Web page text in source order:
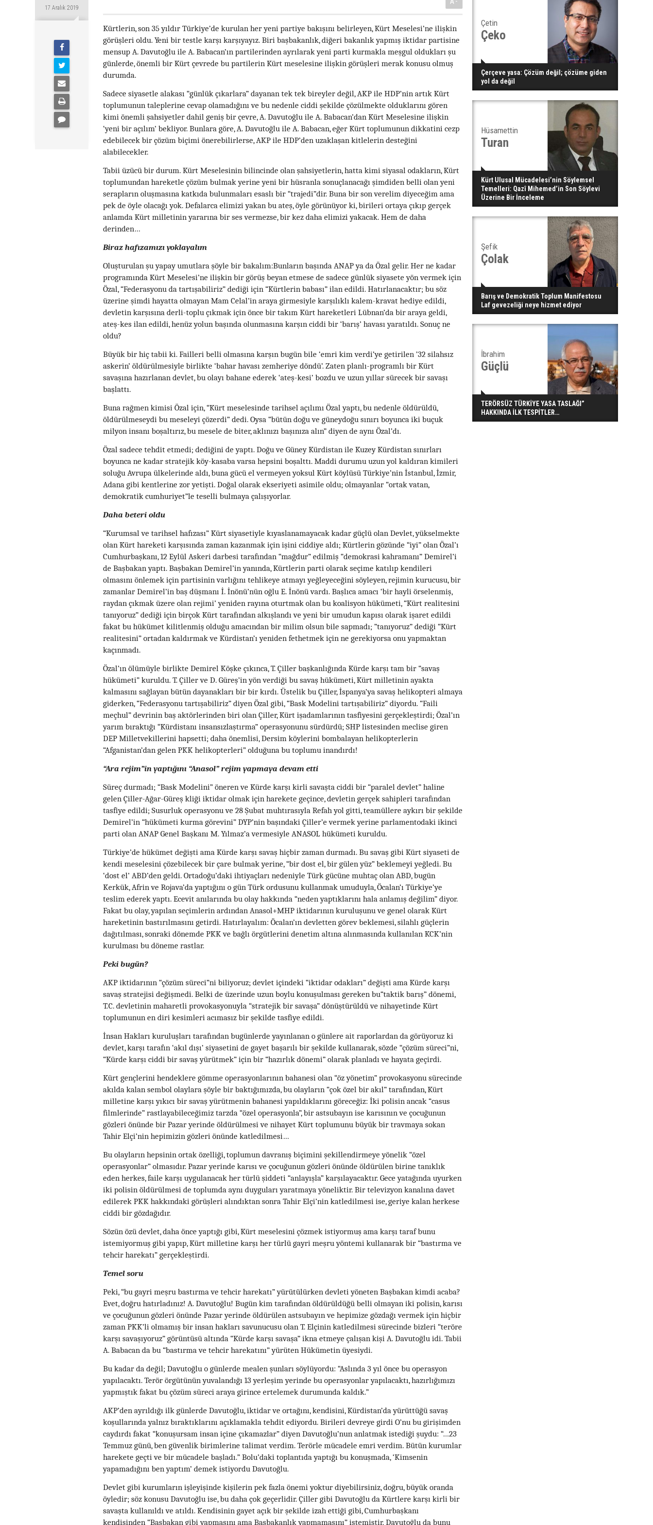
17 Aralık 2019
Kürtlerin, son 35 yıldır Türkiye’de kurulan her yeni partiye bakışını belirleyen, Kürt Meselesi’ne ilişkin
görüşleri oldu. Yeni bir testle karşı karşıyayız. Biri başbakanlık, diğeri bakanlık yapmış iktidar partisine
mensup A. Davutoğlu ile A. Babacan’ın partilerinden ayrılarak yeni parti kurmakla meşgul oldukları şu
günlerde, önemli bir Kürt çevrede bu partilerin Kürt meselesine ilişkin görüşleri merak konusu olmuş
durumda.
Sadece siyasetle alakası “günlük çıkarlara” dayanan tek tek bireyler değil, AKP ile HDP’nin artık Kürt
toplumunun taleplerine cevap olamadığını ve bu nedenle ciddi şekilde çözülmekte olduklarını gören
kimi önemli şahsiyetler dahil geniş bir çevre, A. Davutoğlu ile A. Babacan’dan Kürt Meselesine ilişkin
‘yeni bir açılım’ bekliyor. Bunlara göre, A. Davutoğlu ile A. Babacan, eğer Kürt toplumunun dikkatini cezp
edebilecek bir çözüm biçimi önerebilirlerse, AKP ile HDP’den uzaklaşan kitlelerin desteğini
alabilecekler.
Tabii üzücü bir durum. Kürt Meselesinin bilincinde olan şahsiyetlerin, hatta kimi siyasal odakların, Kürt
toplumundan hareketle çözüm bulmak yerine yeni bir hüsranla sonuçlanacağı şimdiden belli olan yeni
serapların oluşmasına katkıda bulunmaları esaslı bir “trajedi”dir. Buna bir son verelim diyeceğim ama
pek de öyle olacağı yok. Defalarca elimizi yakan bu ateş, öyle görünüyor ki, birileri ortaya çıkıp gerçek
anlamda Kürt milletinin yararına bir ses vermezse, bir kez daha elimizi yakacak. Hem de daha
derinden…
Biraz hafızamızı yoklayalım
Oluşturulan şu yapay umutlara şöyle bir bakalım:Bunların başında ANAP ya da Özal gelir. Her ne kadar
programında Kürt Meselesi’ne ilişkin bir görüş beyan etmese de sadece günlük siyasete yön vermek için
Özal, “Federasyonu da tartışabiliriz” dediği için “Kürtlerin babası” ilan edildi. Hatırlanacaktır; bu söz
üzerine şimdi hayatta olmayan Mam Celal’in araya girmesiyle karşılıklı kalem-kravat hediye edildi,
devletin karşısına derli-toplu çıkmak için önce bir takım Kürt hareketleri Lübnan’da bir araya geldi,
ateş-kes ilan edildi, henüz yolun başında olunmasına karşın ciddi bir ‘barış’ havası yaratıldı. Sonuç ne
oldu?
Büyük bir hiç tabii ki. Failleri belli olmasına karşın bugün bile ‘emri kim verdi’ye getirilen ’32 silahsız
askerin’ öldürülmesiyle birlikte ‘bahar havası zemheriye döndü’. Zaten planlı-programlı bir Kürt
savaşına hazırlanan devlet, bu olayı bahane ederek ‘ateş-kesi’ bozdu ve uzun yıllar sürecek bir savaşı
başlattı.
Buna rağmen kimisi Özal için, “Kürt meselesinde tarihsel açılımı Özal yaptı, bu nedenle öldürüldü,
öldürülmeseydi bu meseleyi çözerdi” dedi. Oysa “bütün doğu ve güneydoğu sınırı boyunca iki buçuk
milyon insanı boşaltırız, bu mesele de biter, aklınızı başınıza alın” diyen de aynı Özal’dı.
Özal sadece tehdit etmedi; dediğini de yaptı. Doğu ve Güney Kürdistan ile Kuzey Kürdistan sınırları
boyunca ne kadar stratejik köy-kasaba varsa hepsini boşalttı. Maddi durumu uzun yol kaldıran kimileri
soluğu Avrupa ülkelerinde aldı, buna gücü el vermeyen yoksul Kürt köylüsü Türkiye’nin İstanbul, İzmir,
Adana gibi kentlerine zor yetişti. Doğal olarak ekseriyeti asimile oldu; olmayanlar “ortak vatan,
demokratik cumhuriyet”le teselli bulmaya çalışıyorlar.
Daha beteri oldu
“Kurumsal ve tarihsel hafızası” Kürt siyasetiyle kıyaslanamayacak kadar güçlü olan Devlet, yükselmekte
olan Kürt hareketi karşısında zaman kazanmak için işini ciddiye aldı; Kürtlerin gözünde “iyi” olan Özal’ı
Cumhurbaşkanı, 12 Eylül Askeri darbesi tarafından “mağdur” edilmiş “demokrasi kahramanı” Demirel’i
de Başbakan yaptı. Başbakan Demirel’in yanında, Kürtlerin parti olarak seçime katılıp kendileri
olmasını önlemek için partisinin varlığını tehlikeye atmayı yeğleyeceğini söyleyen, rejimin kurucusu, bir
zamanlar Demirel’in baş düşmanı İ. İnönü’nün oğlu E. İnönü vardı. Başlıca amacı ‘bir hayli örselenmiş,
raydan çıkmak üzere olan rejimi’ yeniden rayına oturtmak olan bu koalisyon hükümeti, “Kürt realitesini
tanıyoruz” dediği için birçok Kürt tarafından alkışlandı ve yeni bir umudun kapısı olarak işaret edildi
fakat bu hükümet kilitlenmiş olduğu amacından bir milim olsun bile sapmadı; ”tanıyoruz” dediği “Kürt
realitesini” ortadan kaldırmak ve Kürdistan’ı yeniden fethetmek için ne gerekiyorsa onu yapmaktan
kaçınmadı.
Özal’ın ölümüyle birlikte Demirel Köşke çıkınca, T. Çiller başkanlığında Kürde karşı tam bir “savaş
hükümeti” kuruldu. T. Çiller ve D. Güreş’in yön verdiği bu savaş hükümeti, Kürt milletinin ayakta
kalmasını sağlayan bütün dayanakları bir bir kırdı. Üstelik bu Çiller, İspanya’ya savaş helikopteri almaya
giderken, “Federasyonu tartışabiliriz” diyen Özal gibi, “Bask Modelini tartışabiliriz” diyordu. “Faili
meçhul” devrinin baş aktörlerinden biri olan Çiller, Kürt işadamlarının tasfiyesini gerçekleştirdi; Özal’ın
yarım bıraktığı “Kürdistanı insansızlaştırma” operasyonunu sürdürdü; SHP listesinden meclise giren
DEP Milletvekillerini hapsetti; daha önemlisi, Dersim köylerini bombalayan helikopterlerin
“Afganistan’dan gelen PKK helikopterleri” olduğuna bu toplumu inandırdı!
“Ara rejim”in yaptığını “Anasol” rejim yapmaya devam etti
Süreç durmadı; “Bask Modelini” öneren ve Kürde karşı kirli savaşta ciddi bir “paralel devlet” haline
gelen Çiller-Ağar-Güreş kliği iktidar olmak için harekete geçince, devletin gerçek sahipleri tarafından
tasfiye edildi; Susurluk operasyonu ve 28 Şubat muhtırasıyla Refah yol gitti, teamüllere aykırı bir şekilde
Demirel’in “hükümeti kurma görevini” DYP’nin başındaki Çiller’e vermek yerine parlamentodaki ikinci
parti olan ANAP Genel Başkanı M. Yılmaz’a vermesiyle ANASOL hükümeti kuruldu.
Türkiye’de hükümet değişti ama Kürde karşı savaş hiçbir zaman durmadı. Bu savaş gibi Kürt siyaseti de
kendi meselesini çözebilecek bir çare bulmak yerine, “bir dost el, bir gülen yüz” beklemeyi yeğledi. Bu
‘dost el’ ABD’den geldi. Ortadoğu’daki ihtiyaçları nedeniyle Türk gücüne muhtaç olan ABD, bugün
Kerkük, Afrin ve Rojava’da yaptığını o gün Türk ordusunu kullanmak umuduyla, Öcalan’ı Türkiye’ye
teslim ederek yaptı. Ecevit anılarında bu olay hakkında “neden yaptıklarını hala anlamış değilim” diyor.
Fakat bu olay, yapılan seçimlerin ardından Anasol+MHP iktidarının kuruluşunu ve genel olarak Kürt
hareketinin bastırılmasını getirdi. Hatırlayalım: Öcalan’ın devletten görev beklemesi, silahlı güçlerin
dağıtılması, sonraki dönemde PKK ve bağlı örgütlerini denetim altına alınmasında kullanılan KCK’nin
kurulması bu döneme rastlar.
Peki bugün?
AKP iktidarının “çözüm süreci”ni biliyoruz; devlet içindeki “iktidar odakları” değişti ama Kürde karşı
savaş stratejisi değişmedi. Belki de üzerinde uzun boylu konuşulması gereken bu“taktik barış” dönemi,
T.C. devletinin maharetli provokasyonuyla “stratejik bir savaşa” dönüştürüldü ve nihayetinde Kürt
toplumunun en diri kesimleri acımasız bir şekilde tasfiye edildi.
İnsan Hakları kuruluşları tarafından bugünlerde yayınlanan o günlere ait raporlardan da görüyoruz ki
devlet, karşı tarafın ‘akıl dışı’ siyasetini de gayet başarılı bir şekilde kullanarak, sözde “çözüm süreci”ni,
“Kürde karşı ciddi bir savaş yürütmek” için bir “hazırlık dönemi” olarak planladı ve hayata geçirdi.
Kürt gençlerini hendeklere gömme operasyonlarının bahanesi olan “öz yönetim” provokasyonu sürecinde
akılda kalan sembol olaylara şöyle bir baktığımızda, bu olayların “çok özel bir akıl” tarafından, Kürt
milletine karşı yıkıcı bir savaş yürütmenin bahanesi yapıldıklarını göreceğiz: İki polisin ancak “casus
filmlerinde” rastlayabileceğimiz tarzda “özel operasyonla”, bir astsubayın ise karısının ve çocuğunun
gözleri önünde bir Pazar yerinde öldürülmesi ve nihayet Kürt toplumunu büyük bir travmaya sokan
Tahir Elçi’nin hepimizin gözleri önünde katledilmesi…
Bu olayların hepsinin ortak özelliği, toplumun davranış biçimini şekillendirmeye yönelik “özel
operasyonlar” olmasıdır. Pazar yerinde karısı ve çocuğunun gözleri önünde öldürülen birine tanıklık
eden herkes, faile karşı uygulanacak her türlü şiddeti “anlayışla” karşılayacaktır. Gece yatağında uyurken
iki polisin öldürülmesi de toplumda aynı duyguları yaratmaya yöneliktir. Bir televizyon kanalına davet
edilerek PKK hakkındaki görüşleri alındıktan sonra Tahir Elçi’nin katledilmesi ise, geriye kalan herkese
ciddi bir gözdağıdır.
Sözün özü devlet, daha önce yaptığı gibi, Kürt meselesini çözmek istiyormuş ama karşı taraf bunu
istemiyormuş gibi yapıp, Kürt milletine karşı her türlü gayri meşru yöntemi kullanarak bir “bastırma ve
tehcir harekatı” gerçekleştirdi.
Temel soru
Peki, “bu gayri meşru bastırma ve tehcir harekatı” yürütülürken devleti yöneten Başbakan kimdi acaba?
Evet, doğru hatırladınız! A. Davutoğlu! Bugün kim tarafından öldürüldüğü belli olmayan iki polisin, karısı
ve çocuğunun gözleri önünde Pazar yerinde öldürülen astsubayın ve hepimize gözdağı vermek için hiçbir
zaman PKK’li olmamış bir insan hakları savunucusu olan T. Elçinin katledilmesi sürecinde bizleri “teröre
karşı savaşıyoruz” görüntüsü altında “Kürde karşı savaşa” ikna etmeye çalışan kişi A. Davutoğlu idi. Tabii
A. Babacan da bu “bastırma ve tehcir harekatını” yürüten Hükümetin üyesiydi.
Bu kadar da değil; Davutoğlu o günlerde mealen şunları söylüyordu: “Aslında 3 yıl önce bu operasyon
yapılacaktı. Terör örgütünün yuvalandığı 13 yerleşim yerinde bu operasyonlar yapılacaktı, hazırlığımızı
yapmıştık fakat bu çözüm süreci araya girince ertelemek durumunda kaldık.”
AKP’den ayrıldığı ilk günlerde Davutoğlu, iktidar ve ortağını, kendisini, Kürdistan’da yürüttüğü savaş
koşullarında yalnız bıraktıklarını açıklamakla tehdit ediyordu. Birileri devreye girdi O’nu bu girişimden
caydırdı fakat “konuşursam insan içine çıkamazlar” diyen Davutoğlu’nun anlatmak istediği şuydu: “…23
Temmuz günü, ben güvenlik birimlerine talimat verdim. Terörle mücadele emri verdim. Bütün kurumlar
harekete geçti ve bir mücadele başladı.” Bolu’daki toplantıda yaptığı bu konuşmada, ‘Kimsenin
yapamadığını ben yaptım’ demek istiyordu Davutoğlu.
Devlet gibi kurumların işleyişinde kişilerin pek fazla önemi yoktur diyebilirsiniz, doğru, büyük oranda
öyledir; söz konusu Davutoğlu ise, bu daha çok geçerlidir. Çiller gibi Davutoğlu da Kürtlere karşı kirli bir
savaşta kullanıldı ve atıldı. Kendisinin gayet açık bir şekilde izah ettiği gibi, Cumhurbaşkanı
kendisinden “Başbakan gibi yapmasını ama Başbakanlık yapmamasını” istemiştir. Davutoğlu da bunu
Çetin
Çeko
Çerçeve yasa: Çözüm değil; çözüme giden
yol da değil
Hüsamettin
Turan
Kürt Ulusal Mücadelesi’nin Söylemsel
Temelleri: Qazî Mihemed’in Son Söylevi
Üzerine Bir İnceleme
Şefik
Çolak
Barış ve Demokratik Toplum Manifestosu
Laf gevezeliği neye hizmet ediyor
İbrahim
Güçlü
TERÖRSÜZ TÜRKİYE YASA TASLAĞI”
HAKKINDA İLK TESPİTLER…